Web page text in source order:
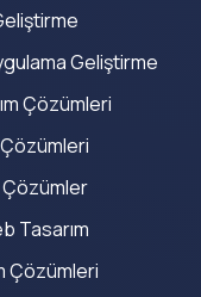
Geliştirme
Çözümleri
Çözümler
Tasarım
Çözümleri